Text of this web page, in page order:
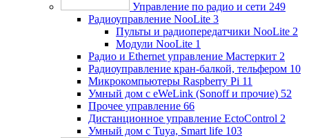
Управление по радио и сети 249
Радиоуправление NooLite 3
Пульты и радиопередатчики NooLite 2
Модули NooLite 1
Радио и Ethernet управление Мастеркит 2
Радиоуправление кран-балкой, тельфером 10
Микрокомпьютеры Raspberry Pi 11
Умный дом c eWeLink (Sonoff и прочие) 52
Прочее управление 66
Дистанционное управление EctoControl 2
Умный дом с Tuya, Smart life 103